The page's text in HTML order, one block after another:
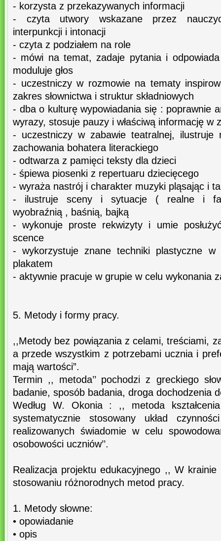
- korzysta z przekazywanych informacji
- czyta utwory wskazane przez
interpunkcji i intonacji
- czyta z podziałem na role
- mówi na temat, zadaje pytania i
moduluje głos
- uczestniczy w rozmowie na tematy
zakres słownictwa i struktur składniowych
- dba o kulturę wypowiadania się : poprawnie
wyrazy, stosuje pauzy i właściwą informację w
- uczestniczy w zabawie teatralnej, ilustruje
zachowania bohatera literackiego
- odtwarza z pamięci teksty dla dzieci
- śpiewa piosenki z repertuaru dziecięcego
- wyraża nastrój i charakter muzyki pląsając i
- ilustruje sceny i sytuacje ( realne i
wyobraźnią , baśnią, bajką
- wykonuje proste rekwizyty i umie
scence
- wykorzystuje znane techniki plastyczne
plakatem
- aktywnie pracuje w grupie w celu wykonania
5. Metody i formy pracy.
,,Metody bez powiązania z celami, treściami,
a przede wszystkim z potrzebami ucznia i
mają wartości”.
Termin ,, metoda’’ pochodzi z greckiego
badanie, sposób badania, droga dochodzenia
Według W. Okonia : ,, metoda
systematycznie stosowany układ
realizowanych świadomie w celu
osobowości uczniów’’.
Realizacja projektu edukacyjnego ,, W
stosowaniu różnorodnych metod pracy.
1. Metody słowne:
• opowiadanie
• opis